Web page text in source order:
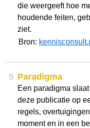
die weergeeft hoe
houdende feiten,
ziet.
Bron:
5 Paradigma
Een paradigma
deze publicatie op
regels,
moment en in een